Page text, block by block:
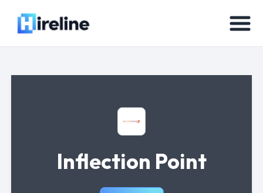
Inflection Point